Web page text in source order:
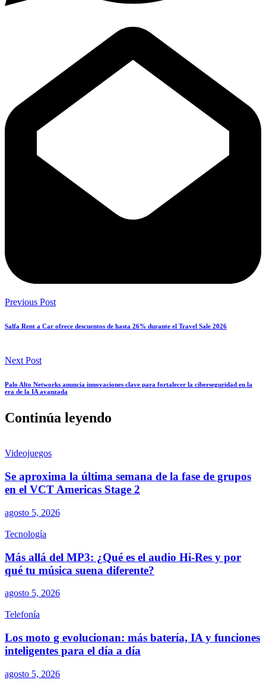
Previous Post
Salfa Rent a Car ofrece descuentos de hasta 26% durante el Travel Sale 2026
Next Post
Palo Alto Networks anuncia innovaciones clave para fortalecer la ciberseguridad en la
era de la IA avanzada
Continúa leyendo
Videojuegos
Se aproxima la última semana de la fase de grupos
en el VCT Americas Stage 2
agosto 5, 2026
Tecnología
Más allá del MP3: ¿Qué es el audio Hi-Res y por
qué tu música suena diferente?
agosto 5, 2026
Telefonía
Los moto g evolucionan: más batería, IA y funciones
inteligentes para el día a día
agosto 5, 2026